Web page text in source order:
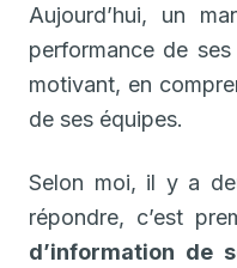
Aujourd’hui, un
performance de
motivant, en
de ses équipes.
Selon moi, il y a
répondre, c’est
d’information de